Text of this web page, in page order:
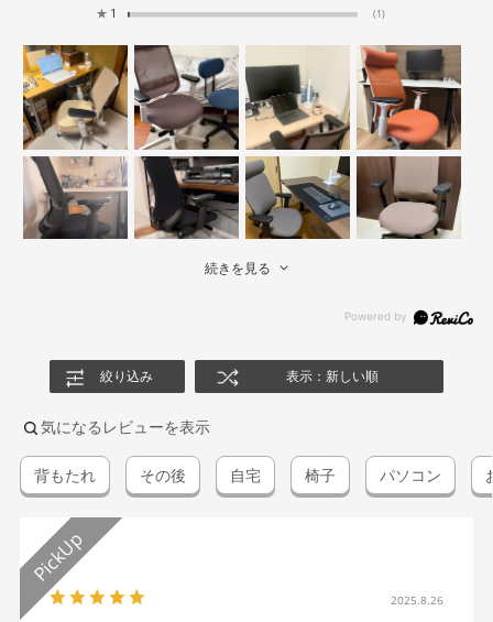
★ 1 (1)
続きを見る
絞り込み 表示：新しい順
気になるレビューを表示
背もたれ その後 自宅 椅子 パソコン
2025.8.26